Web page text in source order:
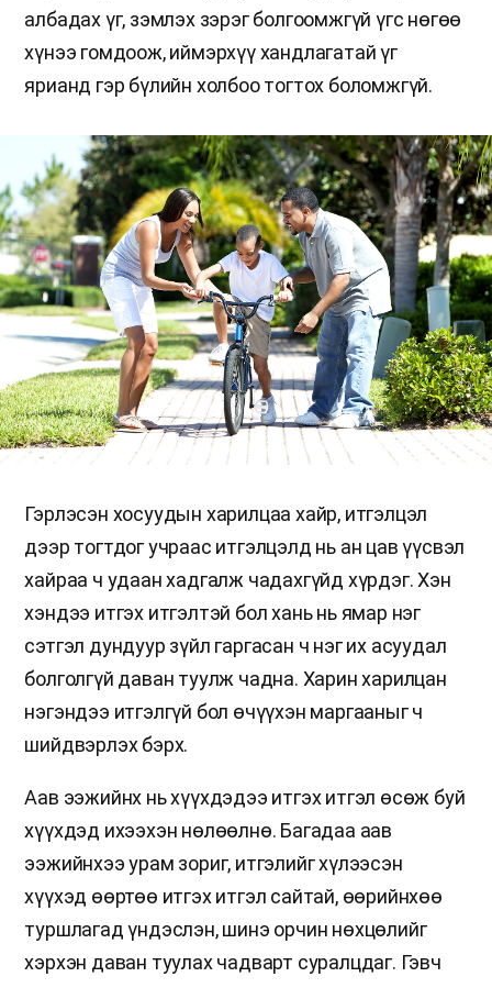
албадах үг, зэмлэх зэрэг болгоомжгүй үгс нөгөө
хүнээ гомдоож, иймэрхүү хандлагатай үг
ярианд гэр бүлийн холбоо тогтох боломжгүй.
Гэрлэсэн хосуудын харилцаа хайр, итгэлцэл
дээр тогтдог учраас итгэлцэлд нь ан цав үүсвэл
хайраа ч удаан хадгалж чадахгүйд хүрдэг. Хэн
хэндээ итгэх итгэлтэй бол хань нь ямар нэг
сэтгэл дундуур зүйл гаргасан ч нэг их асуудал
болголгүй даван туулж чадна. Харин харилцан
нэгэндээ итгэлгүй бол өчүүхэн маргааныг ч
шийдвэрлэх бэрх.
Аав ээжийнх нь хүүхдэдээ итгэх итгэл өсөж буй
хүүхдэд ихээхэн нөлөөлнө. Багадаа аав
ээжийнхээ урам зориг, итгэлийг хүлээсэн
хүүхэд өөртөө итгэх итгэл сайтай, өөрийнхөө
туршлагад үндэслэн, шинэ орчин нөхцөлийг
хэрхэн даван туулах чадварт суралцдаг. Гэвч